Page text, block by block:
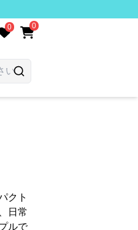
0 0
クト
日常
ルで